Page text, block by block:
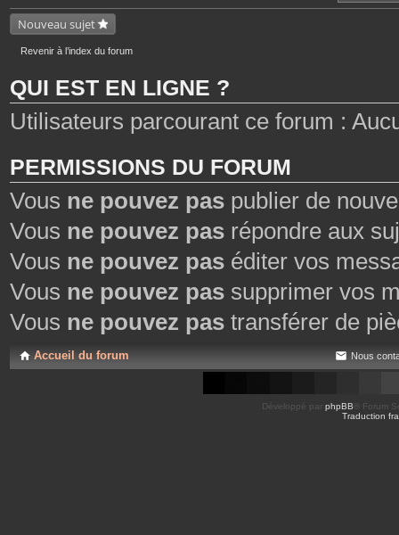
Nouveau sujet
Revenir à l’index du forum
QUI EST EN LIGNE ?
Utilisateurs parcourant ce forum :
PERMISSIONS DU FORUM
Vous ne pouvez pas publier de
Vous ne pouvez pas répondre aux
Vous ne pouvez pas éditer vos
Vous ne pouvez pas supprimer vos
Vous ne pouvez pas transférer de
Accueil du forum Nous
Développé par phpBB ® Forum
Traduction